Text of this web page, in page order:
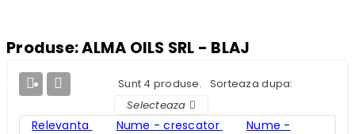
Produse: ALMA OILS SRL - BLAJ
  Sunt 4 produse. Sorteaza dupa:
Selecteaza 
Relevanta Nume - crescator
Nume -